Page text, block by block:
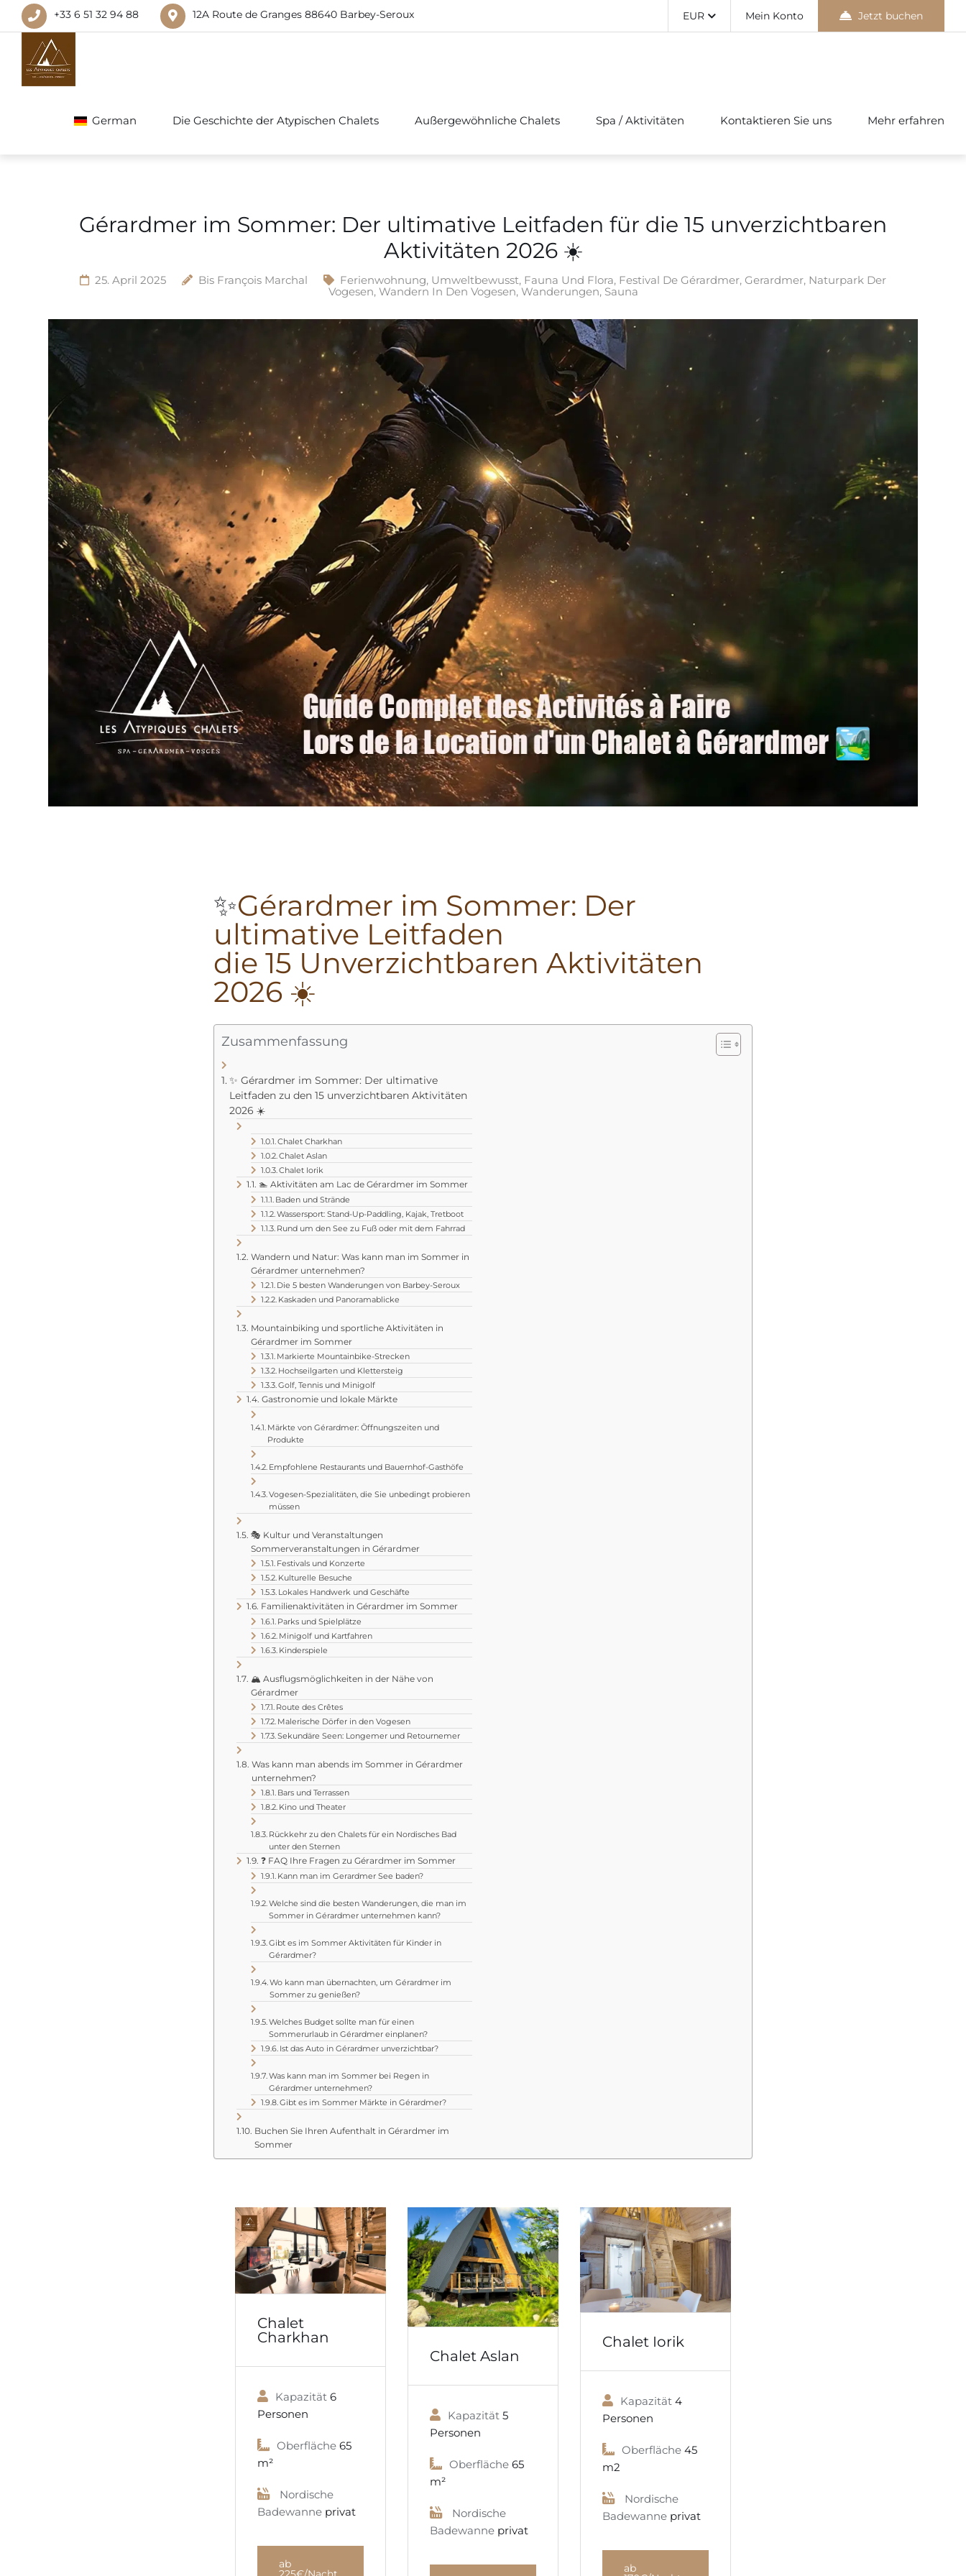
+33 6 51 32 94 88 12A Route de Granges 88640 Barbey-Seroux EUR Mein Konto Jetzt buchen
German Die Geschichte der Atypischen Chalets Außergewöhnliche Chalets Spa / Aktivitäten Kontaktieren Sie uns Mehr erfahren
Gérardmer im Sommer: Der ultimative Leitfaden für die 15 unverzichtbaren
Aktivitäten 2026 ☀️
25. April 2025 Bis François Marchal Ferienwohnung, Umweltbewusst, Fauna Und Flora, Festival De Gérardmer, Gerardmer, Naturpark Der
Vogesen, Wandern In Den Vogesen, Wanderungen, Sauna
✨Gérardmer im Sommer: Der
ultimative Leitfaden
die 15 Unverzichtbaren Aktivitäten
2026 ☀️
Zusammenfassung
✨ Gérardmer im Sommer: Der ultimative
Leitfaden zu den 15 unverzichtbaren Aktivitäten
2026 ☀️
Chalet Charkhan
Chalet Aslan
Chalet Iorik
🏊 Aktivitäten am Lac de Gérardmer im Sommer
Baden und Strände
Wassersport: Stand-Up-Paddling, Kajak, Tretboot
Rund um den See zu Fuß oder mit dem Fahrrad
Wandern und Natur: Was kann man im Sommer in
Gérardmer unternehmen?
Die 5 besten Wanderungen von Barbey-Seroux
Kaskaden und Panoramablicke
Mountainbiking und sportliche Aktivitäten in
Gérardmer im Sommer
Markierte Mountainbike-Strecken
Hochseilgarten und Klettersteig
Golf, Tennis und Minigolf
Gastronomie und lokale Märkte
Märkte von Gérardmer: Öffnungszeiten und
Produkte
Empfohlene Restaurants und Bauernhof-Gasthöfe
Vogesen-Spezialitäten, die Sie unbedingt probieren
müssen
🎭 Kultur und Veranstaltungen
Sommerveranstaltungen in Gérardmer
Festivals und Konzerte
Kulturelle Besuche
Lokales Handwerk und Geschäfte
Familienaktivitäten in Gérardmer im Sommer
Parks und Spielplätze
Minigolf und Kartfahren
Kinderspiele
🏔️ Ausflugsmöglichkeiten in der Nähe von
Gérardmer
Route des Crêtes
Malerische Dörfer in den Vogesen
Sekundäre Seen: Longemer und Retournemer
Was kann man abends im Sommer in Gérardmer
unternehmen?
Bars und Terrassen
Kino und Theater
Rückkehr zu den Chalets für ein Nordisches Bad
unter den Sternen
❓ FAQ Ihre Fragen zu Gérardmer im Sommer
Kann man im Gerardmer See baden?
Welche sind die besten Wanderungen, die man im
Sommer in Gérardmer unternehmen kann?
Gibt es im Sommer Aktivitäten für Kinder in
Gérardmer?
Wo kann man übernachten, um Gérardmer im
Sommer zu genießen?
Welches Budget sollte man für einen
Sommerurlaub in Gérardmer einplanen?
Ist das Auto in Gérardmer unverzichtbar?
Was kann man im Sommer bei Regen in
Gérardmer unternehmen?
Gibt es im Sommer Märkte in Gérardmer?
Buchen Sie Ihren Aufenthalt in Gérardmer im
Sommer
Chalet
Charkhan
Kapazität 6
Personen
Oberfläche 65
m²
Nordische
Badewanne privat
ab
Chalet Aslan
Kapazität 5
Personen
Oberfläche 65
m²
Nordische
Badewanne privat
Chalet Iorik
Kapazität 4
Personen
Oberfläche 45
m2
Nordische
Badewanne privat
ab